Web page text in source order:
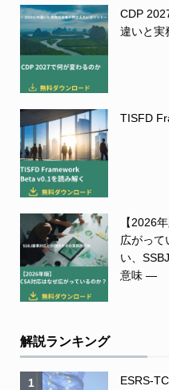
CDP
違いと実
TISFD
【2026
広がっ
い、
意味 ―
解説ランキング
1
ESRS-